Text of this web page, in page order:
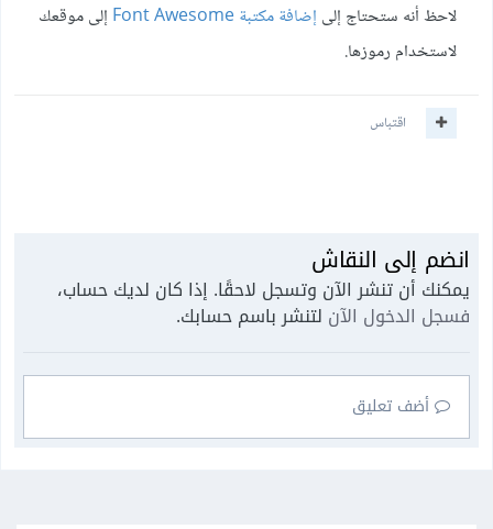
لاحظ أنه ستحتاج إلى إضافة مكتبة Font Awesome
إلى موقعك
لاستخدام رموزها.
اقتباس
انضم إلى النقاش
يمكنك أن تنشر الآن وتسجل لاحقًا. إذا كان لديك حساب،
فسجل الدخول الآن لتنشر باسم حسابك.
أضف تعليق